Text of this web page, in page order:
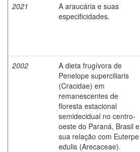
2021
A araucária e suas
especificidades.
2002
A dieta frugívora de
Penelope superciliaris
(Cracidae) em
remanescentes de
floresta estacional
semidecidual no centro-
oeste do Paraná, Brasil e
sua relação com Euterpe
edulis (Arecaceae).